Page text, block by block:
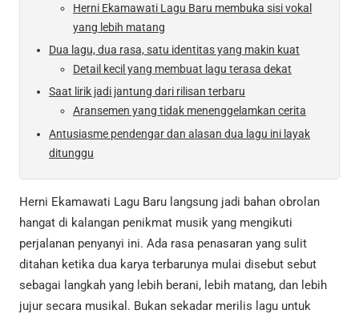
Herni Ekamawati Lagu Baru membuka sisi vokal
yang lebih matang
Dua lagu, dua rasa, satu identitas yang makin kuat
Detail kecil yang membuat lagu terasa dekat
Saat lirik jadi jantung dari rilisan terbaru
Aransemen yang tidak menenggelamkan cerita
Antusiasme pendengar dan alasan dua lagu ini layak
ditunggu
Herni Ekamawati Lagu Baru langsung jadi bahan obrolan
hangat di kalangan penikmat musik yang mengikuti
perjalanan penyanyi ini. Ada rasa penasaran yang sulit
ditahan ketika dua karya terbarunya mulai disebut sebut
sebagai langkah yang lebih berani, lebih matang, dan lebih
jujur secara musikal. Bukan sekadar merilis lagu untuk